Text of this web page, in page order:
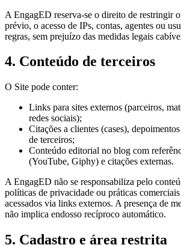
A EngagED reserva-se o direito de restringir
prévio, o acesso de IPs, contas, agentes ou
regras, sem prejuízo das medidas legais
4. Conteúdo de terceiros
O Site pode conter:
Links para sites externos (parceiros,
redes sociais);
Citações a clientes (cases),
de terceiros;
Conteúdo editorial no blog com
(YouTube, Giphy) e citações externas.
A EngagED não se responsabiliza pelo
políticas de privacidade ou práticas
acessados via links externos. A presença de
não implica endosso recíproco automático.
5. Cadastro e área restrita